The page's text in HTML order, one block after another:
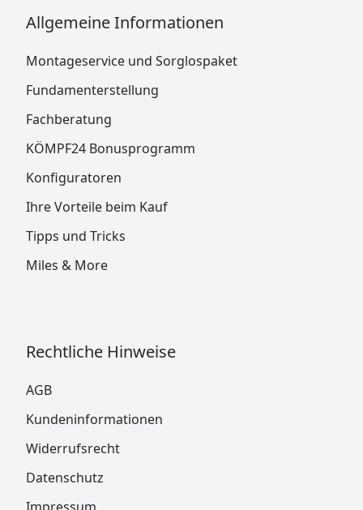
Allgemeine Informationen
Montageservice und Sorglospaket
Fundamenterstellung
Fachberatung
KÖMPF24 Bonusprogramm
Konfiguratoren
Ihre Vorteile beim Kauf
Tipps und Tricks
Miles & More
Rechtliche Hinweise
AGB
Kundeninformationen
Widerrufsrecht
Datenschutz